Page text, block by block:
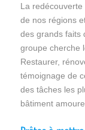
La redécouverte
de nos régions
des grands faits
groupe cherche
Restaurer,
témoignage de
des tâches les
bâtiment